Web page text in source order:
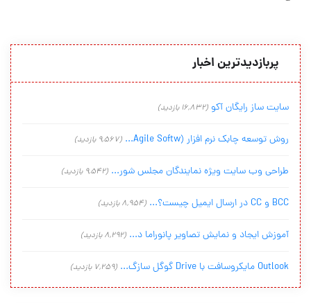
پربازدیدترین اخبار
سایت ساز رایگان آکو (16,832 بازدید)
روش توسعه چابک نرم افزار (Agile Softw... (9,567 بازدید)
طراحی وب سایت ویژه نمایندگان مجلس شور... (9,542 بازدید)
BCC و CC در ارسال ایمیل چیست؟... (8,954 بازدید)
آموزش ایجاد و نمایش تصاویر پانوراما د... (8,292 بازدید)
Outlook مایکروسافت با Drive گوگل سازگ... (7,259 بازدید)